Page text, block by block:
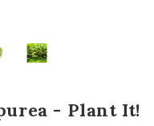
- Plant It!